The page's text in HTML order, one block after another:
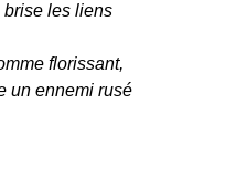
brise les liens
florissant,
un ennemi rusé